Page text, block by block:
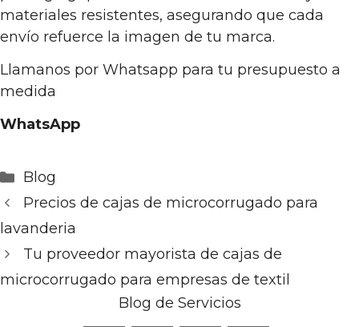
materiales resistentes, asegurando que cada
envío refuerce la imagen de tu marca.
Llamanos por Whatsapp para tu presupuesto a
medida
WhatsApp
Categorías
Blog
Precios de cajas de microcorrugado para
lavanderia
Tu proveedor mayorista de cajas de
microcorrugado para empresas de textil
Blog de Servicios